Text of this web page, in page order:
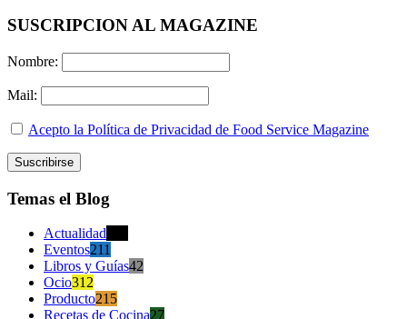
SUSCRIPCION AL MAGAZINE
Nombre:
Mail:
Acepto la Política de Privacidad de Food Service Magazine
Temas el Blog
Actualidad
Eventos211
Libros y Guías42
Ocio312
Producto215
Recetas de Cocina27